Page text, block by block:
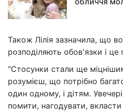
Також Лілія зазначила, що
розподіляють обов'язки і це
"Стосунки стали ще
розумієш, що потрібно
один одному, і дітям.
помити, нагодувати,